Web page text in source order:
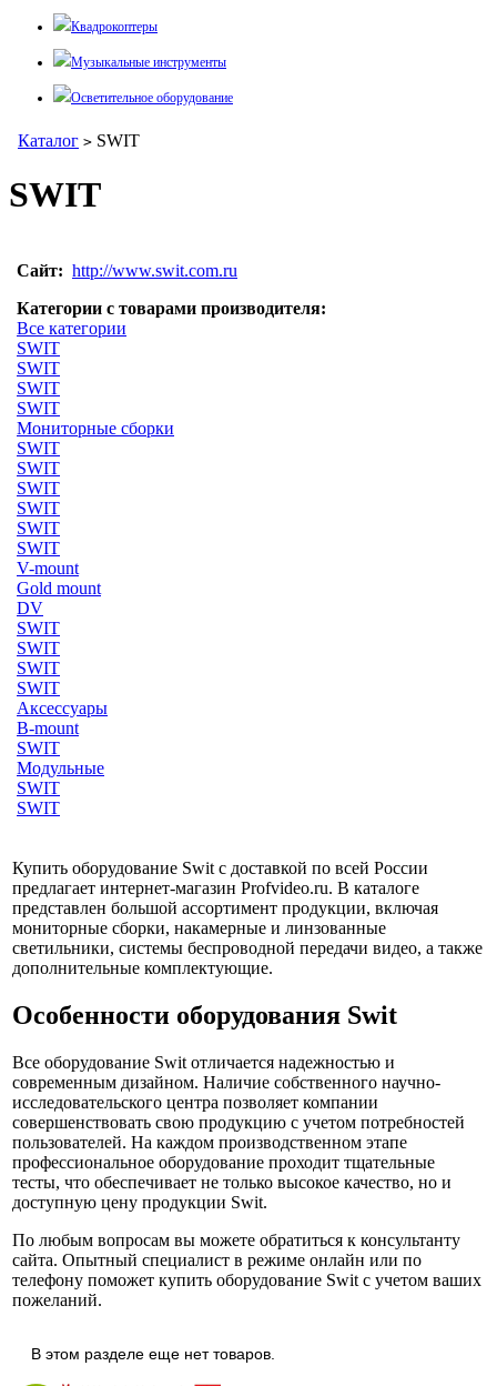
Квадрокоптеры
Музыкальные инструменты
Осветительное оборудование
Каталог > SWIT
SWIT
Сайт: http://www.swit.com.ru
Категории с товарами производителя:
Все категории
SWIT
SWIT
SWIT
SWIT
Мониторные сборки
SWIT
SWIT
SWIT
SWIT
SWIT
SWIT
V-mount
Gold mount
DV
SWIT
SWIT
SWIT
SWIT
Аксессуары
B-mount
SWIT
Модульные
SWIT
SWIT
Купить оборудование Swit с доставкой по всей России
предлагает интернет-магазин Profvideo.ru. В каталоге
представлен большой ассортимент продукции, включая
мониторные сборки, накамерные и линзованные
светильники, системы беспроводной передачи видео, а также
дополнительные комплектующие.
Особенности оборудования Swit
Все оборудование Swit отличается надежностью и
современным дизайном. Наличие собственного научно-
исследовательского центра позволяет компании
совершенствовать свою продукцию с учетом потребностей
пользователей. На каждом производственном этапе
профессиональное оборудование проходит тщательные
тесты, что обеспечивает не только высокое качество, но и
доступную цену продукции Swit.
По любым вопросам вы можете обратиться к консультанту
сайта. Опытный специалист в режиме онлайн или по
телефону поможет купить оборудование Swit с учетом ваших
пожеланий.
В этом разделе еще нет товаров.